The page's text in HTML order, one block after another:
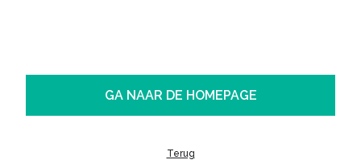
GA NAAR DE HOMEPAGE
Terug